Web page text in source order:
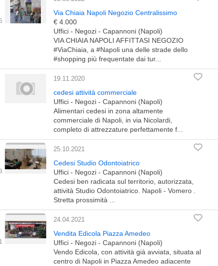
Via Chiaia Napoli Negozio Centralissimo
€ 4.000
Uffici - Negozi - Capannoni (Napoli)
VIA CHIAIA NAPOLI AFFITTASI NEGOZIO
#ViaChiaia, a #Napoli una delle strade dello
#shopping più frequentate dai tur...
19.11.2020
cedesi attività commerciale
Uffici - Negozi - Capannoni (Napoli)
Alimentari cedesi in zona altamente
commerciale di Napoli, in via Nicolardi,
completo di attrezzature perfettamente f...
25.10.2021
Cedesi Studio Odontoiatrico
Uffici - Negozi - Capannoni (Napoli)
Cedesi ben radicata sul territorio, autorizzata,
attività Studio Odontoiatrico. Napoli - Vomero .
Stretta prossimità ...
24.04.2021
Vendita Edicola Piazza Amedeo
Uffici - Negozi - Capannoni (Napoli)
Vendo Edicola, con attività già avviata, situata al
centro di Napoli in Piazza Amedeo adiacente